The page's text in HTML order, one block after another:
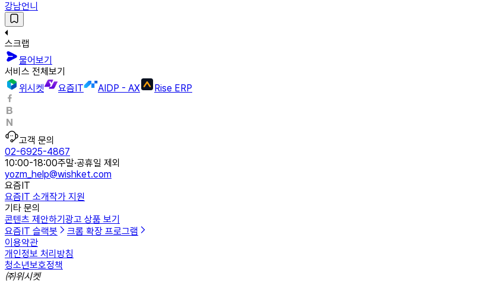
강남언니
스크랩
물어보기
서비스 전체보기
위시켓
요즘IT AIDP - AX Rise ERP
고객 문의
02-6925-4867
10:00-18:00주말·공휴일 제외
yozm_help@wishket.com
요즘IT
요즘IT 소개작가 지원
기타 문의
콘텐츠 제안하기 광고 상품 보기
요즘IT 슬랙봇
크롬 확장 프로그램
이용약관
개인정보 처리방침
청소년보호정책
㈜위시켓